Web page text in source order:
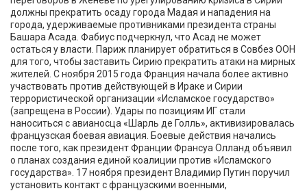
должны прекратить осаду города Мадая и нападения на
города, удерживаемые противниками президента страны
Башара Асада. Фабиус подчеркнул, что Асад не может
остаться у власти. Париж планирует обратиться в Совбез ООН
для того, чтобы заставить Сирию прекратить атаки на мирных
жителей. С ноября 2015 года Франция начала более активно
участвовать против действующей в Ираке и Сирии
террористической организации «Исламское государство»
(запрещена в России). Удары по позициям ИГ стали
наноситься с авианосца «Шарль де Голль», активизировалась
французская боевая авиация. Боевые действия начались
после того, как президент Франции Франсуа Олланд объявил
о планах создания единой коалиции против «Исламского
государства». 17 ноября президент Владимир Путин поручил
установить контакт с французскими военными,